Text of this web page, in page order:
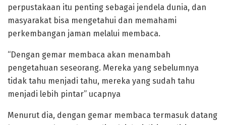
perpustakaan itu penting sebagai jendela dunia, dan
masyarakat bisa mengetahui dan memahami
perkembangan jaman melalui membaca.
“Dengan gemar membaca akan menambah
pengetahuan seseorang. Mereka yang sebelumnya
tidak tahu menjadi tahu, mereka yang sudah tahu
menjadi lebih pintar” ucapnya
Menurut dia, dengan gemar membaca termasuk datang